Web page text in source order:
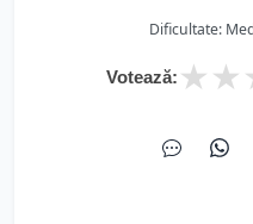
Dificultate:
Votează: ★
★